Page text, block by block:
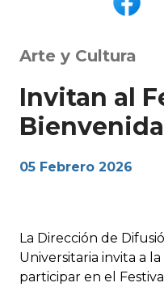
Arte y Cultura
Invitan al
Bienvenida
05 Febrero 2026
La Dirección de
Universitaria invita a
participar en el